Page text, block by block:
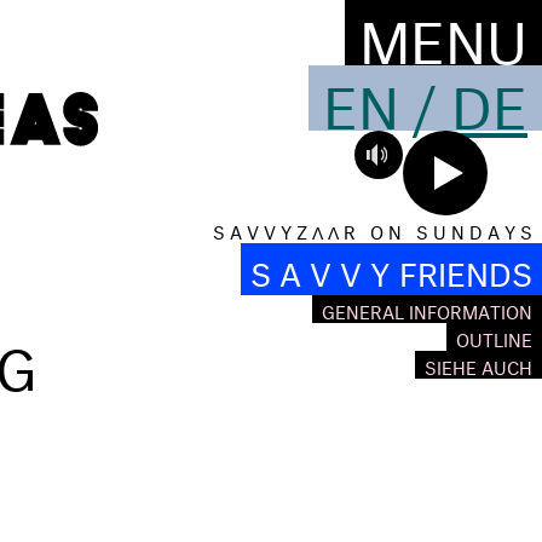
MENU
EN / DE
S A V V Y Z Λ Λ R O N S U N D A Y S
S A V V Y FRIENDS
GENERAL INFORMATION
OUTLINE
SIEHE AUCH